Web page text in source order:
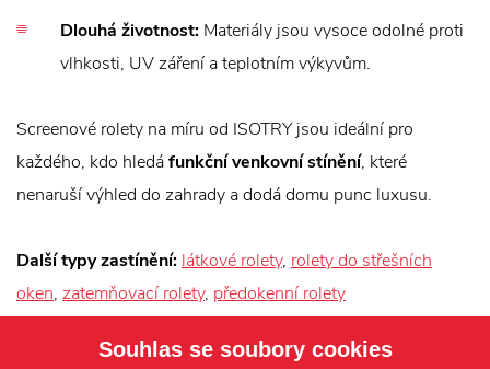
Dlouhá životnost: Materiály jsou vysoce odolné proti
vlhkosti, UV záření a teplotním výkyvům.
Screenové rolety na míru od ISOTRY jsou ideální pro
každého, kdo hledáfunkční venkovní stínění, které
nenaruší výhled do zahrady a dodá domu punc luxusu.
Další typy zastínění: látkové rolety, rolety do střešních
oken, zatemňovací rolety, předokenní rolety
Souhlas se soubory cookies